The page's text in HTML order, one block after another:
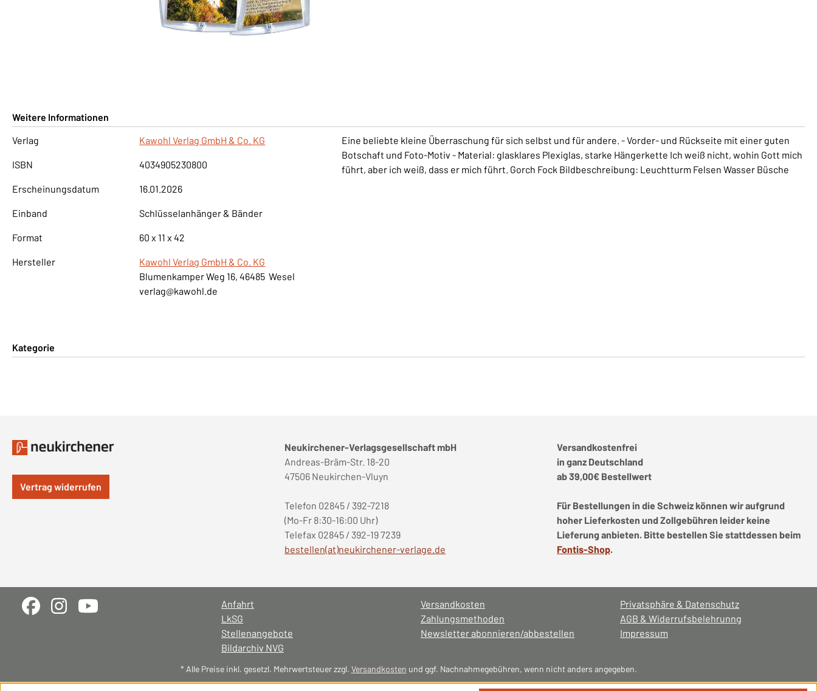
Weitere Informationen
Verlag
Kawohl Verlag GmbH & Co. KG
ISBN 4034905230800
Erscheinungsdatum 16.01.2026
Einband Schlüsselanhänger & Bänder
Format 60 x 11 x 42
Hersteller
Kawohl Verlag GmbH & Co. KG
Blumenkamper Weg 16, 46485 Wesel
verlag@kawohl.de
Eine beliebte kleine Überraschung für sich selbst und für andere. - Vorder- und Rückseite mit einer guten
Botschaft und Foto-Motiv - Material: glasklares Plexiglas, starke Hängerkette Ich weiß nicht, wohin Gott mich
führt, aber ich weiß, dass er mich führt. Gorch Fock Bildbeschreibung: Leuchtturm Felsen Wasser Büsche
Kategorie
Vertrag widerrufen
Neukirchener-Verlagsgesellschaft mbH
Andreas-Bräm-Str. 18-20
47506 Neukirchen-Vluyn
Telefon 02845 / 392-7218
(Mo-Fr 8:30-16:00 Uhr)
Telefax 02845 / 392-19 7239
bestellen(at)neukirchener-verlage.de
Versandkostenfrei
in ganz Deutschland
ab 39,00€ Bestellwert
Für Bestellungen in die Schweiz können wir aufgrund
hoher Lieferkosten und Zollgebühren leider keine
Lieferung anbieten. Bitte bestellen Sie stattdessen beim
Fontis-Shop.
Anfahrt
LkSG
Stellenangebote
Versandkosten
Zahlungsmethoden
Newsletter abonnieren/abbestellen
Privatsphäre & Datenschutz
AGB & Widerrufsbelehrunng
Impressum
Bildarchiv NVG
* Alle Preise inkl. gesetzl. Mehrwertsteuer zzgl. Versandkosten und ggf. Nachnahmegebühren, wenn nicht anders angegeben.